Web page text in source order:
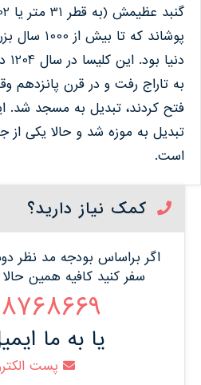
پوشاند که تا بیش
دنیا
به تاراج رفت و در قرن پانزدهم
تبدیل به موزه شد و حالا یکی از
است.
کمک نیاز دارید؟
اگر براساس بودجه مد نظر
سفر کنید کافیه همین حالا
021
یا به ما
پست